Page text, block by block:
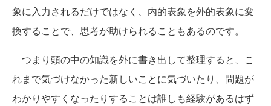
象に入力されるだけではなく、内的表象を外的表象に変
換することで、思考が助けられることもあるのです。
つまり頭の中の知識を外に書き出して整理すると、こ
れまで気づけなかった新しいことに気づいたり、問題が
わかりやすくなったりすることは誰しも経験があるはず